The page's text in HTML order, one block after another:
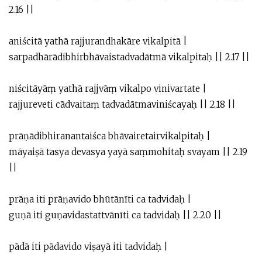
2.16 ||
aniścitā yathā rajjurandhakāre vikalpitā |
sarpadhārādibhirbhāvaistadvadātmā vikalpitaḥ || 2.17 ||
niścitāyāṃ yathā rajjvāṃ vikalpo vinivartate |
rajjureveti cādvaitaṃ tadvadātmaviniścayaḥ || 2.18 ||
prāṇādibhiranantaiśca bhāvairetairvikalpitaḥ |
māyaiṣā tasya devasya yayā saṃmohitaḥ svayam || 2.19
prāṇa iti prāṇavido bhūtānīti ca tadvidaḥ |
guṇā iti guṇavidastattvānīti ca tadvidaḥ || 2.20 ||
pādā iti pādavido viṣayā iti tadvidaḥ |